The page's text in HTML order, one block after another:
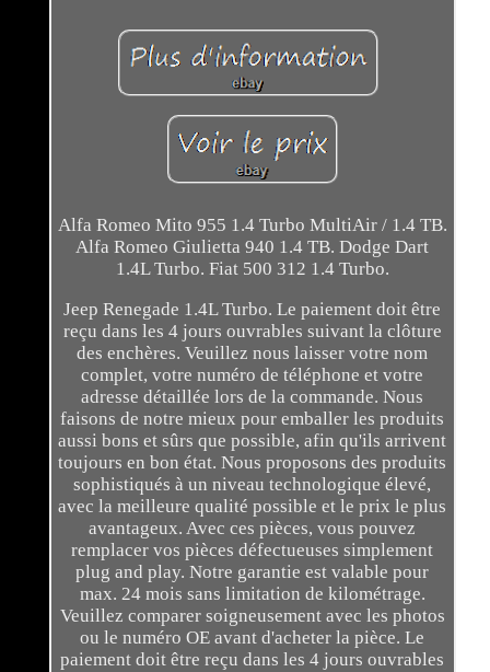
Alfa Romeo Mito 955 1.4 Turbo MultiAir / 1.4 TB.
Alfa Romeo Giulietta 940 1.4 TB. Dodge Dart
1.4L Turbo. Fiat 500 312 1.4 Turbo.
Jeep Renegade 1.4L Turbo. Le paiement doit être
reçu dans les 4 jours ouvrables suivant la clôture
des enchères. Veuillez nous laisser votre nom
complet, votre numéro de téléphone et votre
adresse détaillée lors de la commande. Nous
faisons de notre mieux pour emballer les produits
aussi bons et sûrs que possible, afin qu'ils arrivent
toujours en bon état. Nous proposons des produits
sophistiqués à un niveau technologique élevé,
avec la meilleure qualité possible et le prix le plus
avantageux. Avec ces pièces, vous pouvez
remplacer vos pièces défectueuses simplement
plug and play. Notre garantie est valable pour
max. 24 mois sans limitation de kilométrage.
Veuillez comparer soigneusement avec les photos
ou le numéro OE avant d'acheter la pièce. Le
paiement doit être reçu dans les 4 jours ouvrables